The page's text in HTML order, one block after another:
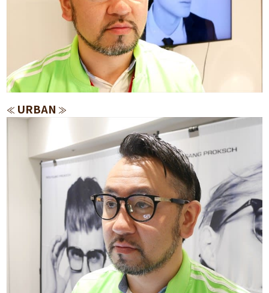
≪ URBAN ≫